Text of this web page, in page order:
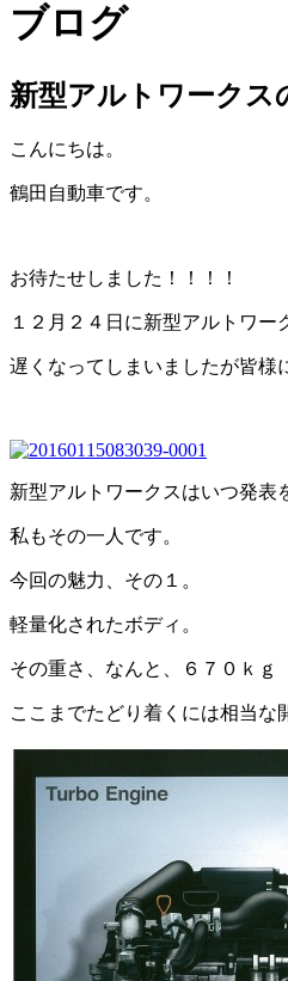
ブログ
新型アルトワークス
こんにちは。
鶴田自動車です。
お待たせしました！！！！
１２月２４日に新型アルトワー
遅くなってしまいましたが皆様
新型アルトワークスはいつ発表
私もその一人です。
今回の魅力、その１。
軽量化されたボディ。
その重さ、なんと、６７０ｋｇ
ここまでたどり着くには相当な